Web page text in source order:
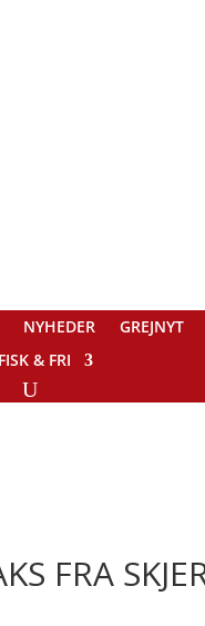
NYHEDER GREJNYT
& FRI
FRA